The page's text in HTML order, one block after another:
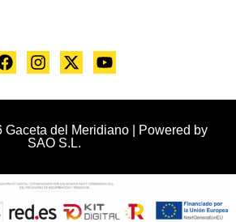
del Meridiano | Powered by
SAO S.L.